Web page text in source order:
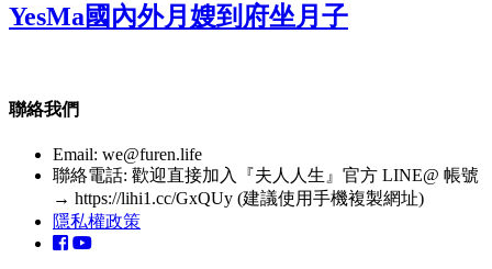
YesMa國內外月嫂到府坐月子
聯絡我們
Email: we@furen.life
聯絡電話: 歡迎直接加入『夫人人生』官方 LINE@ 帳號
→ https://lihi1.cc/GxQUy (建議使用手機複製網址)
隱私權政策